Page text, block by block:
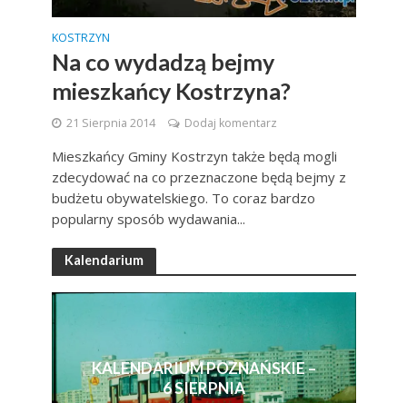
KOSTRZYN
Na co wydadzą bejmy
mieszkańcy Kostrzyna?
21 Sierpnia 2014 Dodaj komentarz
Mieszkańcy Gminy Kostrzyn także będą mogli
zdecydować na co przeznaczone będą bejmy z
budżetu obywatelskiego. To coraz bardzo
popularny sposób wydawania...
Kalendarium
KALENDARIUM POZNAŃSKIE –
6 SIERPNIA